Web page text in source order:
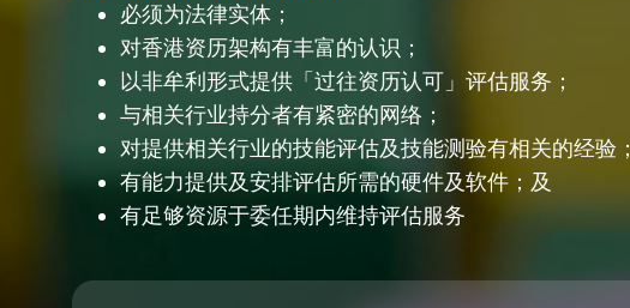
必须为法律实体；
对香港资历架构有丰富的认识；
以非牟利形式提供「过往资历认可」评估服务；
与相关行业持分者有紧密的网络；
对提供相关行业的技能评估及技能测验有相关的经验；
有能力提供及安排评估所需的硬件及软件；及
有足够资源于委任期内维持评估服务